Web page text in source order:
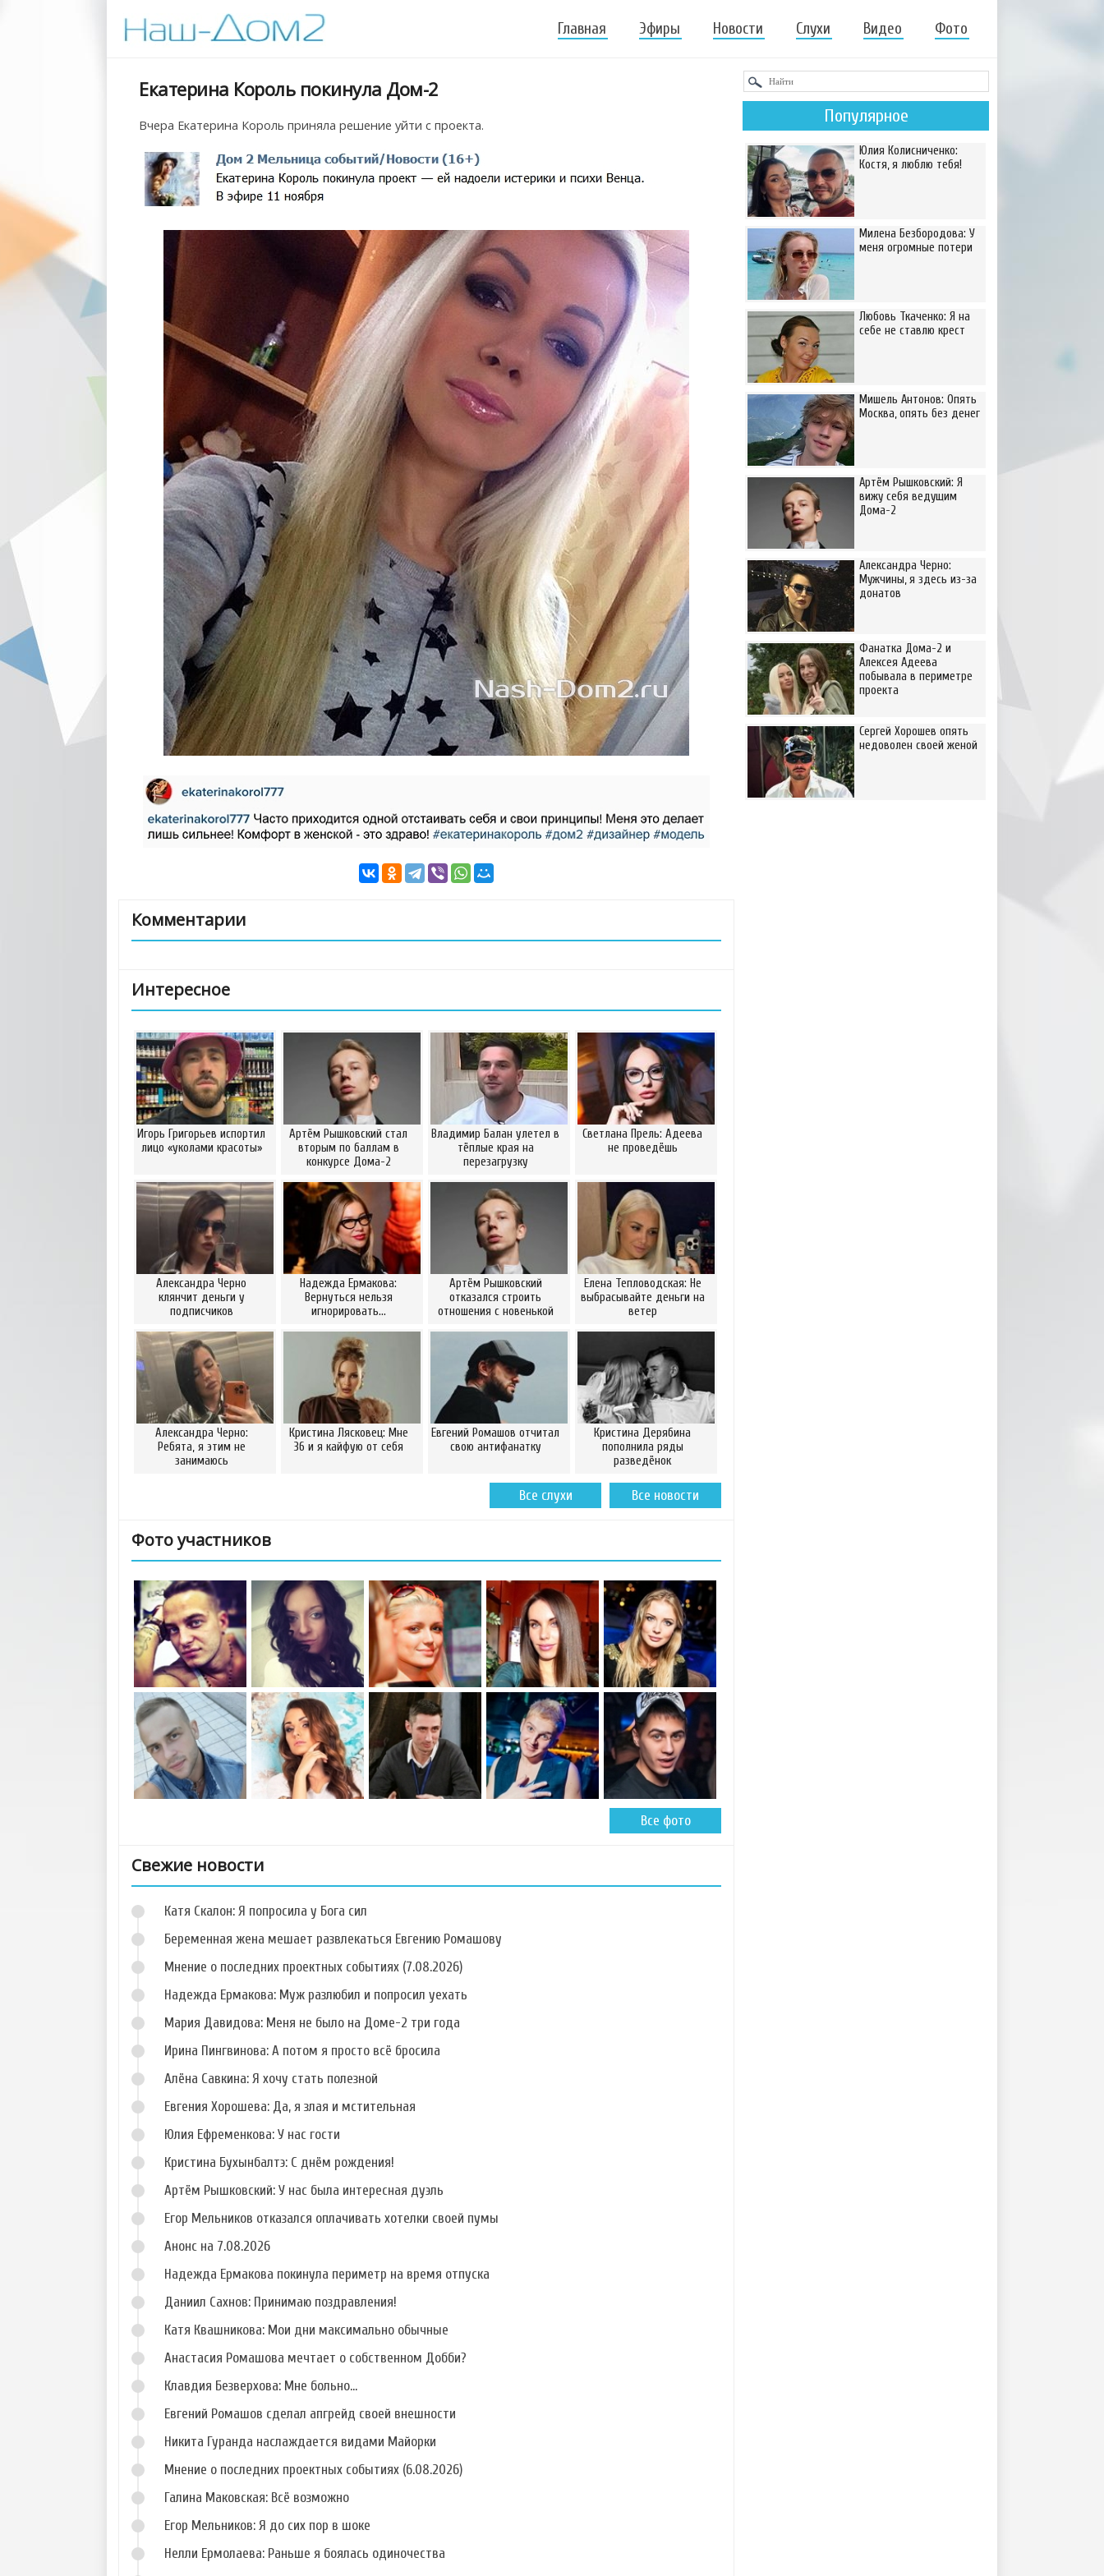
Главная Эфиры Новости Слухи Видео Фото
Екатерина Король покинула Дом-2
Вчера Екатерина Король приняла решение уйти с проекта.
Комментарии
Интересное
Игорь Григорьев испортил
лицо «уколами красоты»
Артём Рышковский стал
вторым по баллам в
конкурсе Дома-2
Владимир Балан улетел в
тёплые края на
перезагрузку
Светлана Прель: Адеева
не проведёшь
Александра Черно
клянчит деньги у
подписчиков
Надежда Ермакова:
Вернуться нельзя
игнорировать…
Артём Рышковский
отказался строить
отношения с новенькой
Елена Тепловодская: Не
выбрасывайте деньги на
ветер
Александра Черно:
Ребята, я этим не
занимаюсь
Кристина Лясковец: Мне
36 и я кайфую от себя
Евгений Ромашов отчитал
свою антифанатку
Кристина Дерябина
пополнила ряды
разведёнок
Все новости
Все слухи
Фото участников
Фото Данила
Романова
Фото Кристины
Дерябиной
Фото Алины
Алексеевой
Фото Сергея
Худякова
Фото Алены
Павловой
Фото Сергея
Все фото
Свежие новости
Катя Скалон: Я попросила у Бога сил
Беременная жена мешает развлекаться Евгению Ромашову
Мнение о последних проектных событиях (7.08.2026)
Надежда Ермакова: Муж разлюбил и попросил уехать
Мария Давидова: Меня не было на Доме-2 три года
Ирина Пингвинова: А потом я просто всё бросила
Алёна Савкина: Я хочу стать полезной
Евгения Хорошева: Да, я злая и мстительная
Юлия Ефременкова: У нас гости
Кристина Бухынбалтэ: С днём рождения!
Артём Рышковский: У нас была интересная дуэль
Егор Мельников отказался оплачивать хотелки своей пумы
Анонс на 7.08.2026
Надежда Ермакова покинула периметр на время отпуска
Даниил Сахнов: Принимаю поздравления!
Катя Квашникова: Мои дни максимально обычные
Анастасия Ромашова мечтает о собственном Добби?
Клавдия Безверхова: Мне больно...
Евгений Ромашов сделал апгрейд своей внешности
Никита Гуранда наслаждается видами Майорки
Мнение о последних проектных событиях (6.08.2026)
Галина Маковская: Всё возможно
Егор Мельников: Я до сих пор в шоке
Нелли Ермолаева: Раньше я боялась одиночества
Популярное
Юлия Колисниченко:
Костя, я люблю тебя!
Милена Безбородова: У
меня огромные потери
Любовь Ткаченко: Я на
себе не ставлю крест
Мишель Антонов: Опять
Москва, опять без денег
Артём Рышковский: Я
вижу себя ведущим
Дома-2
Александра Черно:
Мужчины, я здесь из-за
донатов
Фанатка Дома-2 и
Алексея Адеева
побывала в периметре
проекта
Сергей Хорошев опять
недоволен своей женой